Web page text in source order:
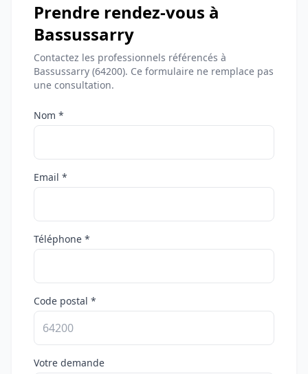
Prendre rendez-vous à
Bassussarry
Contactez les professionnels référencés à
Bassussarry (64200). Ce formulaire ne remplace pas
une consultation.
Nom *
Email *
Téléphone *
Code postal *
Votre demande